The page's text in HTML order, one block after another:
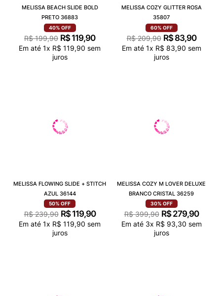
MELISSA BEACH SLIDE BOLD
PRETO 36883
40% OFF
R$ 199,90 R$ 119,90
Em até 1x R$ 119,90 sem
juros
MELISSA COZY GLITTER ROSA
35807
60% OFF
R$ 209,90 R$ 83,90
Em até 1x R$ 83,90 sem
juros
MELISSA FLOWING SLIDE + STITCH
AZUL 36144
50% OFF
R$ 239,90 R$ 119,90
Em até 1x R$ 119,90 sem
juros
MELISSA COZY M LOVER DELUXE
BRANCO CRISTAL 36259
30% OFF
R$ 399,90 R$ 279,90
Em até 3x R$ 93,30 sem
juros